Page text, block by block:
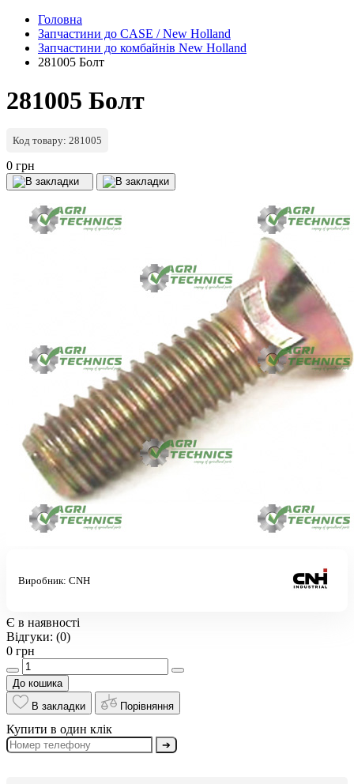
Головна
Запчастини до CASE / New Holland
Запчастини до комбайнів New Holland
281005 Болт
281005 Болт
Код товару: 281005
0 грн
Виробник: CNH
Є в наявності
Відгуки: (0)
0 грн
До кошика
В закладки
Порівняння
Купити в один клік
➔